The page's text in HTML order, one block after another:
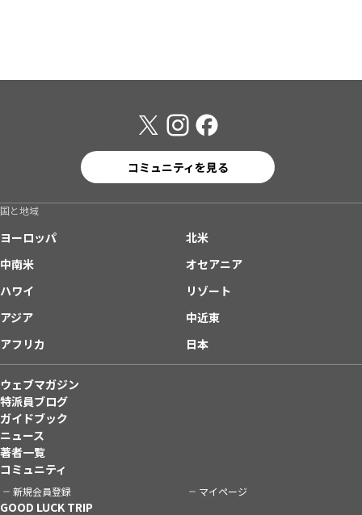
コミュニティを見る
国と地域
ヨーロッパ
北米
中南米
オセアニア
ハワイ
リゾート
アジア
中近東
アフリカ
日本
ウェブマガジン
特派員ブログ
ガイドブック
ニュース
著者一覧
コミュニティ
新規会員登録 マイページ
GOOD LUCK TRIP